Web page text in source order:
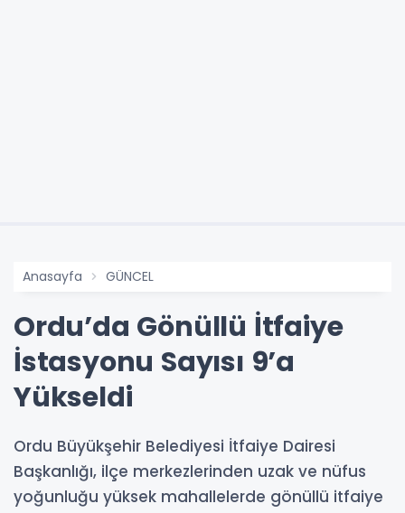
Anasayfa GÜNCEL
Ordu’da Gönüllü İtfaiye
İstasyonu Sayısı 9’a
Yükseldi
Ordu Büyükşehir Belediyesi İtfaiye Dairesi
Başkanlığı, ilçe merkezlerinden uzak ve nüfus
yoğunluğu yüksek mahallelerde gönüllü itfaiye